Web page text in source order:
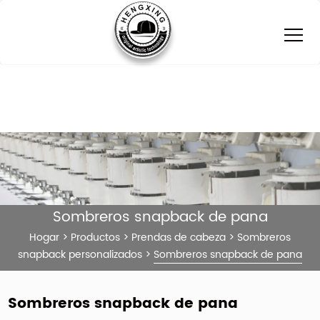
Sombreros snapback de pana
Hogar > Productos > Prendas de cabeza > Sombreros
snapback personalizados > Sombreros snapback de pana
Sombreros snapback de pana